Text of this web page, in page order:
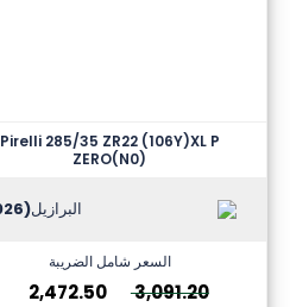
Pirelli 285/35 ZR22 (106Y)XL P
ZERO(N0)
البرازيل(2026)
السعر شامل الضريبة
3,091.20
2,472.50